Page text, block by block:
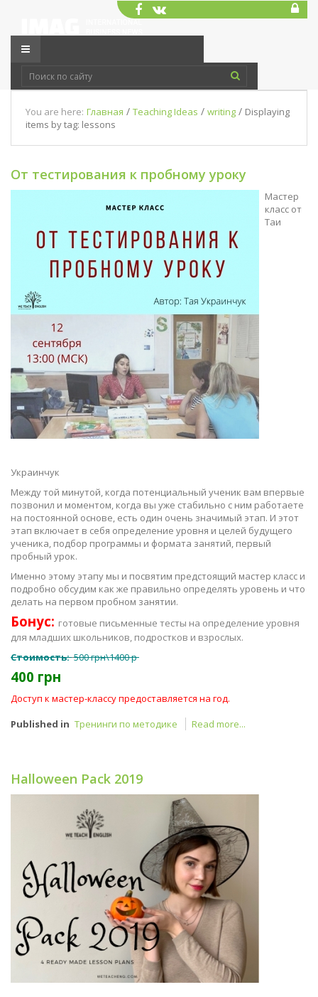
You are here: Главная / Teaching Ideas / writing / Displaying
items by tag: lessons
От тестирования к пробному уроку
Мастер
класс от
Таи
Украинчук
Между той минутой, когда потенциальный ученик вам впервые
позвонил и моментом, когда вы уже стабильно с ним работаете
на постоянной основе, есть один очень значимый этап. И этот
этап включает в себя определение уровня и целей будущего
ученика, подбор программы и формата занятий, первый
пробный урок.
Именно этому этапу мы и посвятим предстоящий мастер класс и
подробно обсудим как же правильно определять уровень и что
делать на первом пробном занятии.
Бонус: готовые письменные тесты на определение уровня
для младших школьников, подростков и взрослых.
Стоимость: 500 грн\1400 р
400 грн
Доступ к мастер-классу предоставляется на год.
Published in Тренинги по методике Read more...
Halloween Pack 2019